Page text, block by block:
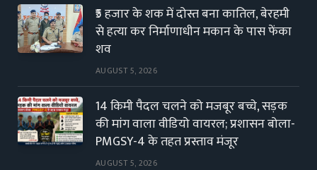
₹5 हजार के शक में दोस्त बना कातिल, बेरहमी
से हत्या कर निर्माणाधीन मकान के पास फेंका
शव
AUGUST 5, 2026
14 किमी पैदल चलने को मजबूर बच्चे, सड़क
की मांग वाला वीडियो वायरल; प्रशासन बोला-
PMGSY-4 के तहत प्रस्ताव मंजूर
AUGUST 5, 2026